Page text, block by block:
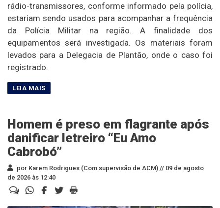
rádio-transmissores, conforme informado pela polícia,
estariam sendo usados para acompanhar a frequência
da Polícia Militar na região. A finalidade dos
equipamentos será investigada. Os materiais foram
levados para a Delegacia de Plantão, onde o caso foi
registrado.
Homem é preso em flagrante após
danificar letreiro “Eu Amo
Cabrobó”
por Karem Rodrigues (Com supervisão de ACM) // 09 de agosto
de 2026 às 12:40